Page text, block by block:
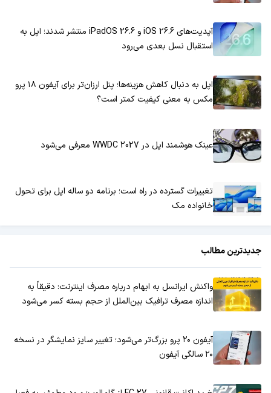
آپدیت‌های iOS 26.6 و iPadOS 26.6 منتشر شدند؛ اپل به
استقبال نسل بعدی می‌رود
اپل به دنبال کاهش هزینه‌ها؛ پنل ارزان‌تر برای آیفون ۱۸ پرو
مکس به معنی کیفیت کمتر است؟
عینک هوشمند اپل در WWDC 2027 معرفی می‌شود
تغییرات گسترده در راه است؛ برنامه دو ساله اپل برای تحول
خانواده مک
جدیدترین مطالب
واکنش ایرانسل به ابهام درباره مصرف اینترنت: دقیقاً به
اندازه مصرف ترافیک بین‌الملل از حجم بسته کسر می‌شود
آیفون ۲۰ پرو بزرگ‌تر می‌شود؛ تغییر سایز نمایشگر در نسخه
۲۰ سالگی آیفون